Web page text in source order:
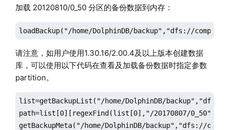
加载 20120810/0_50 分区的备份数据到内存：
loadBackup("/home/DolphinDB/backup","dfs://
请注意，如用户使用1.30.16/2.00.4及以上版本创建数据
库，可以使用以下代码在查看及加载备份数据时指定参数
partition。
list=getBackupList("/home/DolphinDB/backup","dfs://
path=list[0][regexFind(list[0],"/20170807/0_50"):]
getBackupMeta("/home/DolphinDB/backup","dfs://